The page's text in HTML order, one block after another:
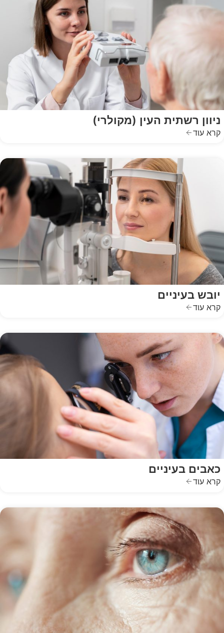
ניוון רשתית העין (מקולרי)
קרא עוד
יובש בעיניים
קרא עוד
כאבים בעיניים
קרא עוד